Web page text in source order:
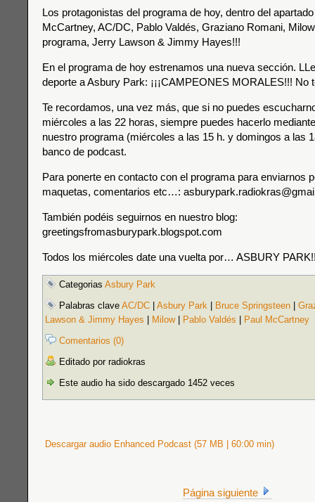
Los protagonistas del programa de hoy, dentro del
McCartney, AC/DC, Pablo Valdés, Graziano Romani,
programa, Jerry Lawson & Jimmy Hayes!!!
En el programa de hoy estrenamos una nueva sección.
deporte a Asbury Park: ¡¡¡CAMPEONES MORALES!!! No
Te recordamos, una vez más, que si no puedes
miércoles a las 22 horas, siempre puedes hacerlo
nuestro programa (miércoles a las 15 h. y domingos a las
banco de podcast.
Para ponerte en contacto con el programa para enviarnos
maquetas, comentarios etc…:
También podéis seguirnos en nuestro blog:
greetingsfromasburypark.blogspot.com
Todos los miércoles date una vuelta por… ASBURY
Categorias Asbury Park
Palabras clave AC/DC Asbury Park Bruce Springsteen
Lawson & Jimmy Hayes
Milow| Pablo Valdés
Paul McCartney
Comentarios (0)
Editado por radiokras
Este audio ha sido descargado 1452 veces
Descargar audio Enhanced Podcast (57 MB | 60:00 min)
Página siguiente